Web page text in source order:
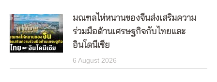
มณฑลไห่หนานของจีนส่งเสริมความ
ร่วมมือด้านเศรษฐกิจกับไทยและ
อินโดนีเซีย
6 August 2026